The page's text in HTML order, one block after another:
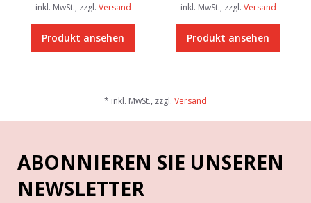
inkl. MwSt., zzgl. Versand
Produkt ansehen
inkl. MwSt., zzgl. Versand
Produkt ansehen
* inkl. MwSt., zzgl. Versand
ABONNIEREN SIE UNSEREN
NEWSLETTER